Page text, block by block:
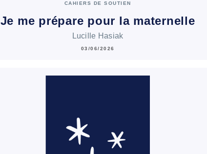
CAHIERS DE SOUTIEN
Je me prépare pour la maternelle
Lucille Hasiak
03/06/2026